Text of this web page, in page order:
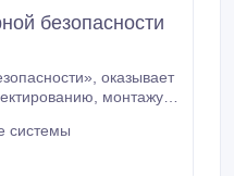
безопасности
оказывает
монтажу и
в Москве и
системы